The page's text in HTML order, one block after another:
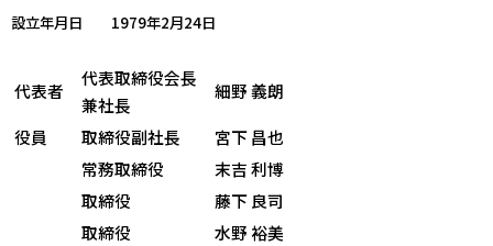
設立年月日 1979年2月24日
代表者
代表取締役会長
兼社長
細野 義朗
役員
取締役副社長
宮下 昌也
常務取締役
末吉 利博
取締役
藤下 良司
取締役
水野 裕美